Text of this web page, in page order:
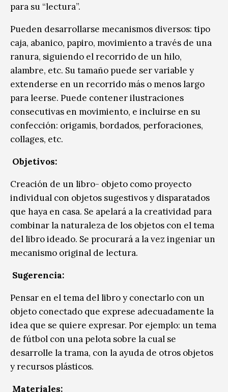
para su “lectura”.
Pueden desarrollarse mecanismos diversos: tipo
caja, abanico, papiro, movimiento a través de una
ranura, siguiendo el recorrido de un hilo,
alambre, etc. Su tamaño puede ser variable y
extenderse en un recorrido más o menos largo
para leerse. Puede contener ilustraciones
consecutivas en movimiento, e incluirse en su
confección: origamis, bordados, perforaciones,
collages, etc.
Objetivos:
Creación de un libro- objeto como proyecto
individual con objetos sugestivos y disparatados
que haya en casa. Se apelará a la creatividad para
combinar la naturaleza de los objetos con el tema
del libro ideado. Se procurará a la vez ingeniar un
mecanismo original de lectura.
Sugerencia:
Pensar en el tema del libro y conectarlo con un
objeto conectado que exprese adecuadamente la
idea que se quiere expresar. Por ejemplo: un tema
de fútbol con una pelota sobre la cual se
desarrolle la trama, con la ayuda de otros objetos
y recursos plásticos.
Materiales: